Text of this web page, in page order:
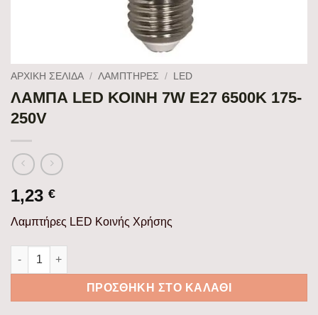
ΑΡΧΙΚΉ ΣΕΛΊΔΑ / ΛΑΜΠΤΗΡΕΣ / LED
ΛΑΜΠΑ LED ΚΟΙΝΗ 7W Ε27 6500K 175-
250V
1,23 €
Λαμπτήρες LED Κοινής Χρήσης
ΛΑΜΠΑ LED ΚΟΙΝΗ 7W Ε27 6500K 175-250V ποσότητα
ΠΡΟΣΘΉΚΗ ΣΤΟ ΚΑΛΆΘΙ